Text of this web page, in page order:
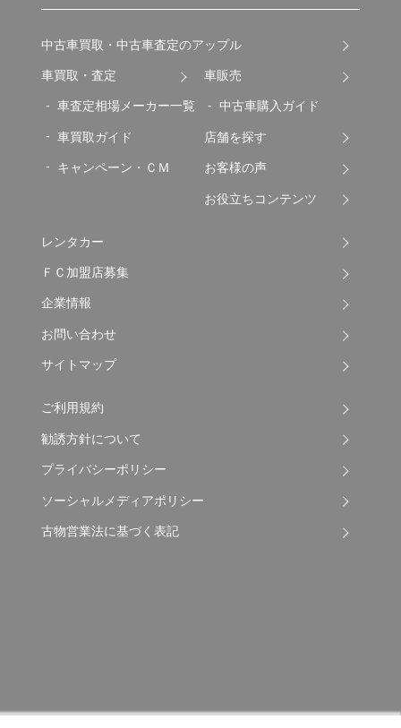
中古車買取・中古車査定のアップル
車買取・査定
車査定相場メーカー一覧
車買取ガイド
キャンペーン・ＣＭ
車販売
中古車購入ガイド
店舗を探す
お客様の声
お役立ちコンテンツ
レンタカー
ＦＣ加盟店募集
企業情報
お問い合わせ
サイトマップ
ご利用規約
勧誘方針について
プライバシーポリシー
ソーシャルメディアポリシー
古物営業法に基づく表記